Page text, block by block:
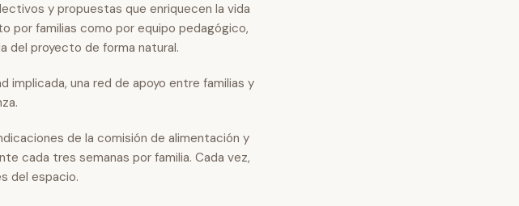
y propuestas que enriquecen la vida
por familias como por equipo pedagógico,
del proyecto de forma natural.
implicada, una red de apoyo entre familias y
de la comisión de alimentación y
cada tres semanas por familia. Cada vez,
del espacio.